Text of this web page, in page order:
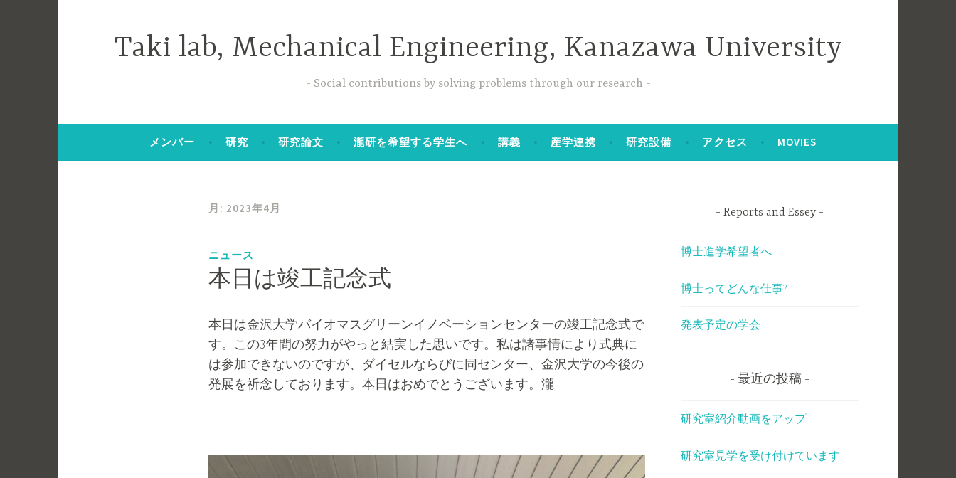
ス
Taki lab, Mechanical Engineering, Kanazawa University
Social contributions by solving problems through our research
メンバー 研究 研究論文 瀧研を希望する学生へ 講義 産学連携 研究設備 アクセス MOVIES
月: 2023年4月
ニュース
本日は竣工記念式
本日は金沢大学バイオマスグリーンイノベーションセンターの竣工記念式で
す。この3年間の努力がやっと結実した思いです。私は諸事情により式典に
は参加できないのですが、ダイセルならびに同センター、金沢大学の今後の
発展を祈念しております。本日はおめでとうございます。瀧
Reports and Essey
博士進学希望者へ
博士ってどんな仕事?
発表予定の学会
最近の投稿
研究室紹介動画をアップ
研究室見学を受け付けています